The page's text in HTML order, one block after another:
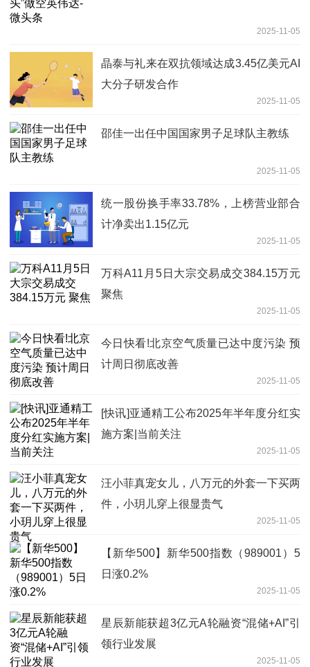
2025-11-05
晶泰与礼来在双抗领域达成3.45亿美元AI
大分子研发合作
2025-11-05
邵佳一出任中国国家男子足球队主教练
2025-11-05
统一股份换手率33.78%，上榜营业部合
计净卖出1.15亿元
2025-11-05
万科A11月5日大宗交易成交384.15万元
聚焦
2025-11-05
今日快看!北京空气质量已达中度污染 预
计周日彻底改善
2025-11-05
[快讯]亚通精工公布2025年半年度分红实
施方案|当前关注
2025-11-05
汪小菲真宠女儿，八万元的外套一下买两
件，小玥儿穿上很显贵气
2025-11-05
【新华500】新华500指数（989001）5
日涨0.2%
2025-11-05
星辰新能获超3亿元A轮融资“混储+AI”引
领行业发展
2025-11-05